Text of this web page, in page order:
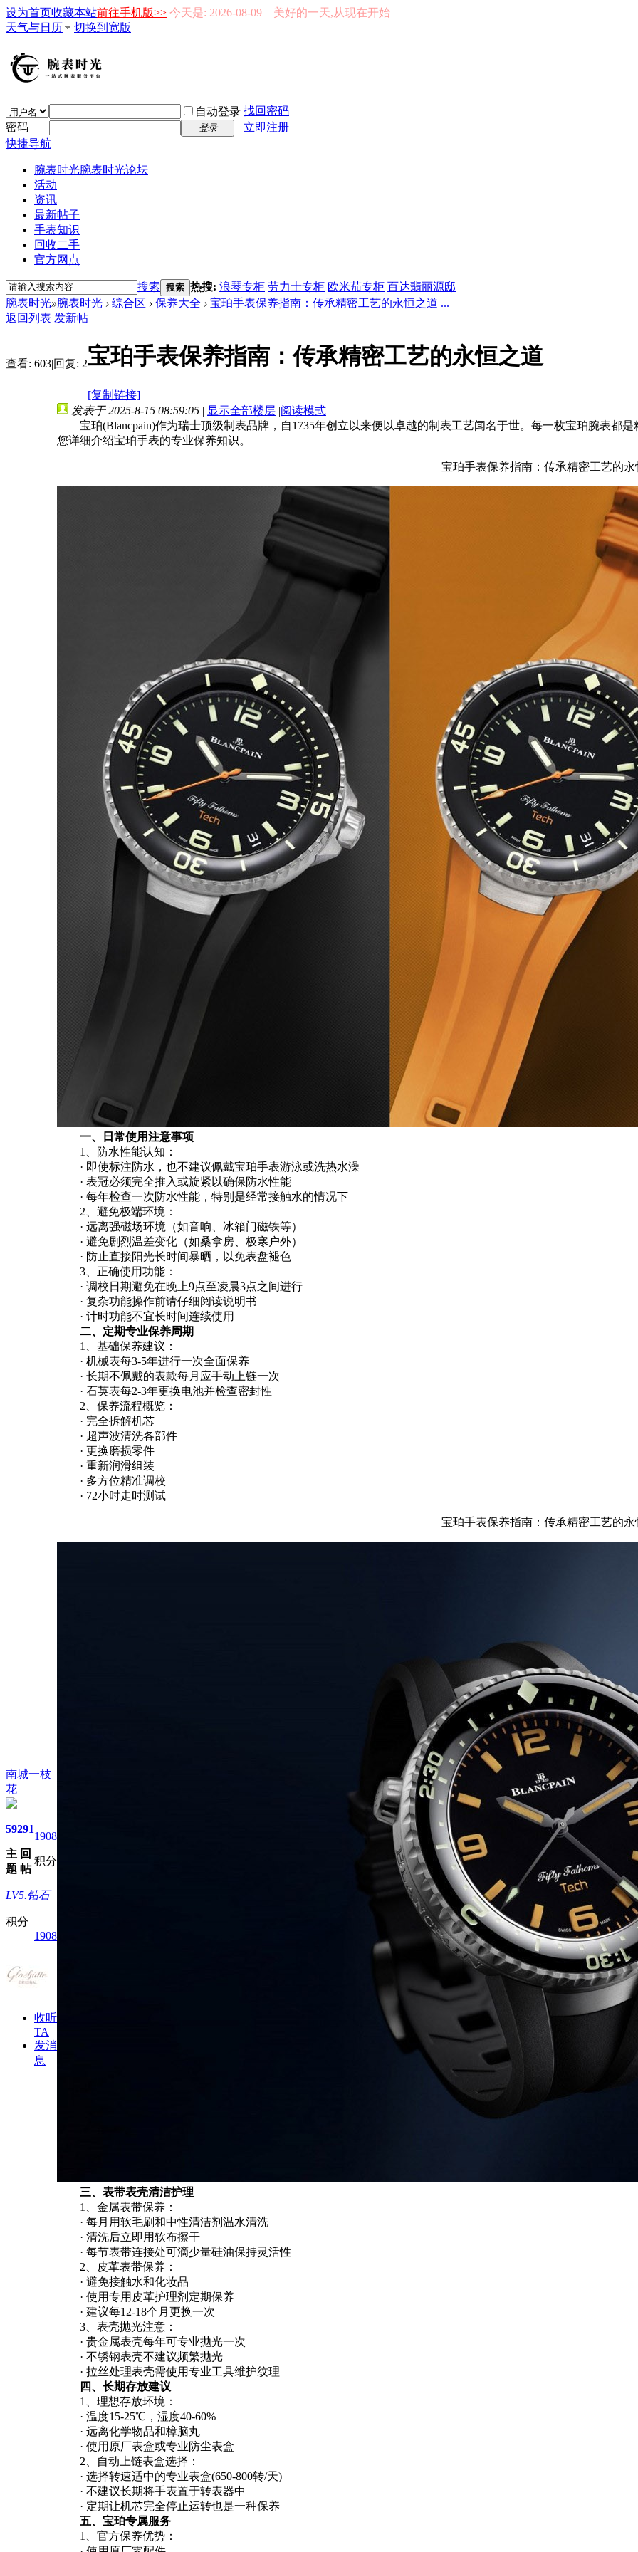
设为首页收藏本站前往手机版>> 今天是: 2026-08-09 美好的一天,从现在开始
天气与日历
切换到宽版
自动登录 找回密码
密码
登录
立即注册
快捷导航
腕表时光腕表时光论坛
活动
资讯
最新帖子
手表知识
回收二手
官方网点
搜索 搜索 热搜: 浪琴专柜 劳力士专柜 欧米茄专柜 百达翡丽源邸
腕表时光»腕表时光 › 综合区 › 保养大全 › 宝珀手表保养指南：传承精密工艺的永恒之道 ...
返回列表 发新帖
查看: 603|回复: 2宝珀手表保养指南：传承精密工艺的永恒之道
[复制链接]
南城一枝
花
59
主
题
291
回
帖
1908
积分
LV5.钻石
积分
1908
收听
TA
发消
息
发表于 2025-8-15 08:59:05 | 显示全部楼层 |阅读模式
宝珀(Blancpain)作为瑞士顶级制表品牌，自1735年创立以来便以卓越的制表工艺闻名于世。每一枚宝珀腕表都
您详细介绍宝珀手表的专业保养知识。
宝珀手表保养指南：传承精密工艺的永
一、日常使用注意事项
1、防水性能认知：
· 即使标注防水，也不建议佩戴宝珀手表游泳或洗热水澡
· 表冠必须完全推入或旋紧以确保防水性能
· 每年检查一次防水性能，特别是经常接触水的情况下
2、避免极端环境：
· 远离强磁场环境（如音响、冰箱门磁铁等）
· 避免剧烈温差变化（如桑拿房、极寒户外）
· 防止直接阳光长时间暴晒，以免表盘褪色
3、正确使用功能：
· 调校日期避免在晚上9点至凌晨3点之间进行
· 复杂功能操作前请仔细阅读说明书
· 计时功能不宜长时间连续使用
二、定期专业保养周期
1、基础保养建议：
· 机械表每3-5年进行一次全面保养
· 长期不佩戴的表款每月应手动上链一次
· 石英表每2-3年更换电池并检查密封性
2、保养流程概览：
· 完全拆解机芯
· 超声波清洗各部件
· 更换磨损零件
· 重新润滑组装
· 多方位精准调校
· 72小时走时测试
宝珀手表保养指南：传承精密工艺的永
三、表带表壳清洁护理
1、金属表带保养：
· 每月用软毛刷和中性清洁剂温水清洗
· 清洗后立即用软布擦干
· 每节表带连接处可滴少量硅油保持灵活性
2、皮革表带保养：
· 避免接触水和化妆品
· 使用专用皮革护理剂定期保养
· 建议每12-18个月更换一次
3、表壳抛光注意：
· 贵金属表壳每年可专业抛光一次
· 不锈钢表壳不建议频繁抛光
· 拉丝处理表壳需使用专业工具维护纹理
四、长期存放建议
1、理想存放环境：
· 温度15-25℃，湿度40-60%
· 远离化学物品和樟脑丸
· 使用原厂表盒或专业防尘表盒
2、自动上链表盒选择：
· 选择转速适中的专业表盒(650-800转/天)
· 不建议长期将手表置于转表器中
· 定期让机芯完全停止运转也是一种保养
五、宝珀专属服务
1、官方保养优势：